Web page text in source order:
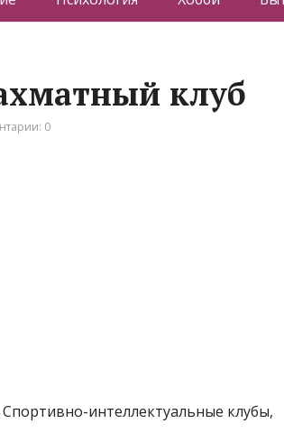
клуб
0
интеллектуальные клубы,